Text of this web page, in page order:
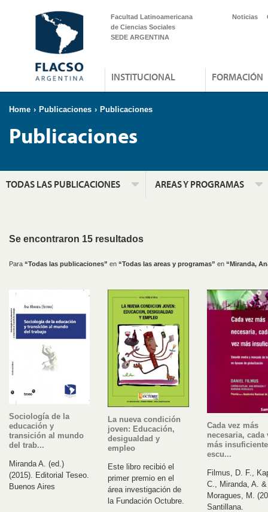
Facultad Latinoamericana
de Ciencias Sociales
SEDE ARGENTINA
Noticias
INSTITUCIONAL FORMACIÓN
Home › Publicaciones › Publicaciones
Publicaciones
TODAS LAS PUBLICACIONES AREAS Y PROGRAMAS
Se encontraron 15 resultados
Para “Todas las publicaciones” en “Todas las areas y programas” en “Miranda,
Sociología de la
educación y
transición al mundo
del trab...
Miranda A. (ed.)
(2015). Editorial Teseo.
Buenos Aires
La nueva condición
joven: Educación,
desigualdad y
empleo
Este libro recibió el
primer premio en el
área investigación de
la Fundación Octubre.
Cada vez más
necesaria, cada
más
escu...
Filmus, D. F.,
C., Miranda, A. &
Moragues, M.
Santillana.